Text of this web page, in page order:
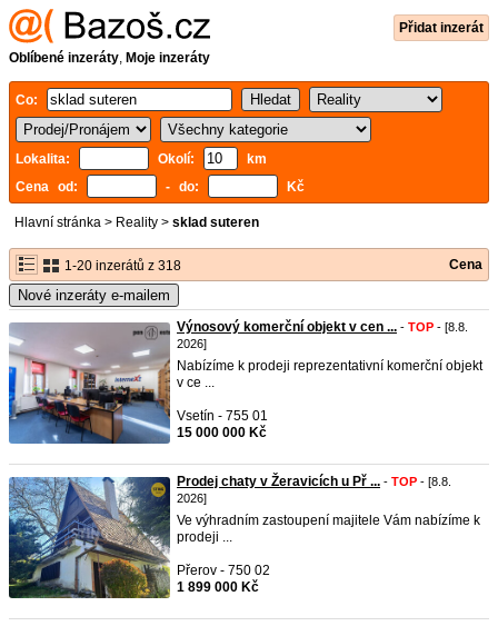
Přidat inzerát
Oblíbené inzeráty, Moje inzeráty
Co:
Lokalita: Okolí:
km
Cena od:
- do: Kč
Hlavní stránka > Reality > sklad suteren
1-20 inzerátů z 318 Cena
Nové inzeráty e-mailem
Výnosový komerční objekt v cen ... - TOP - [8.8.
2026]
Nabízíme k prodeji reprezentativní komerční objekt
v ce ...
Vsetín - 755 01
15 000 000 Kč
Prodej chaty v Žeravicích u Př ... - TOP - [8.8.
2026]
Ve výhradním zastoupení majitele Vám nabízíme k
prodeji ...
Přerov - 750 02
1 899 000 Kč